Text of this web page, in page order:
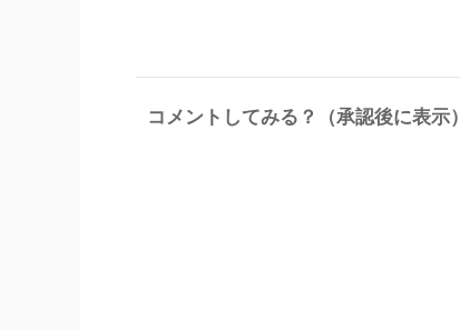
コメントしてみる？（承認後に表示）